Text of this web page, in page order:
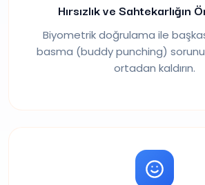
Hırsızlık ve Sahtekarlığın
Biyometrik doğrulama ile
basma (buddy punching)
ortadan kaldırın.